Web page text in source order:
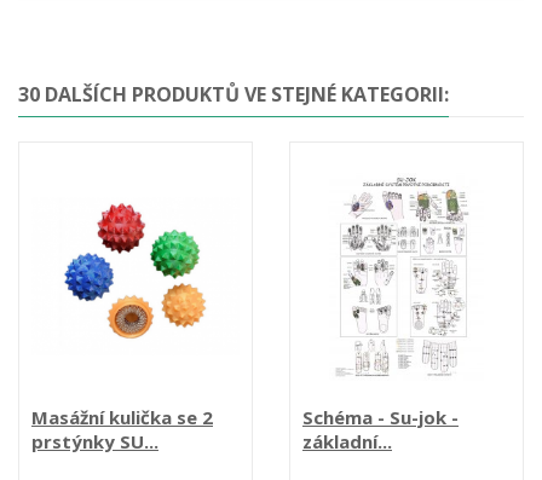
30 DALŠÍCH PRODUKTŮ VE STEJNÉ KATEGORII:
Masážní kulička se 2
prstýnky SU...
Schéma - Su-jok -
základní...